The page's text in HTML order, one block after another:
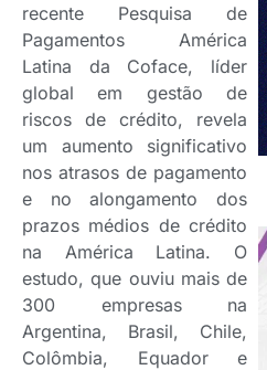
recente Pesquisa de
Pagamentos América
Latina da Coface, líder
global em gestão de
riscos de crédito, revela
um aumento significativo
nos atrasos de pagamento
e no alongamento dos
prazos médios de crédito
na América Latina. O
estudo, que ouviu mais de
300 empresas na
Argentina, Brasil, Chile,
Colômbia, Equador e